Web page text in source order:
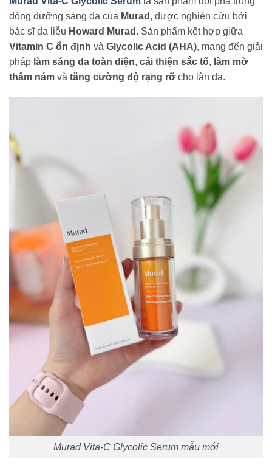
dòng dưỡng sáng da của Murad , được nghiên cứu bởi
bác sĩ da liễu Howard Murad . Sản phẩm kết hợp giữa
Vitamin C ổn định và Glycolic Acid (AHA), mang đến giải
pháp làm sáng da toàn diện, cải thiện sắc tố, làm mờ
thâm nám và tăng cường độ rạng rỡcho làn da.
Murad Vita-C Glycolic Serum mẫu mới